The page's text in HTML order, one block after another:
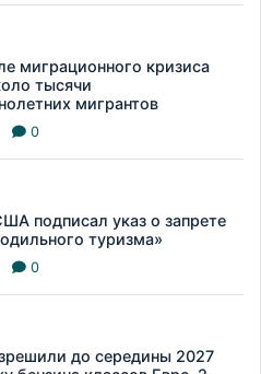
миграционного кризиса
тысячи
мигрантов
0
подписал указ о запрете
туризма»
0
до середины 2027